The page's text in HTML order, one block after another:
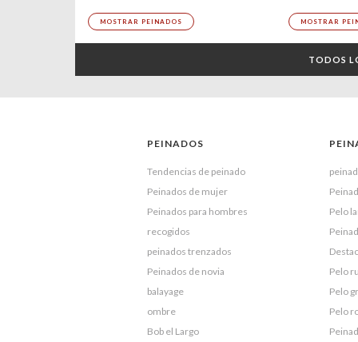
MOSTRAR PEINADOS MOSTRAR
TODOS
PEINADOS
Tendencias de peinado
Peinados de mujer
Peinados para hombres
recogidos
peinados trenzados
Peinados de novia
balayage
ombre
Bob el Largo
Pelo
Pelo
Pelo
Pelo